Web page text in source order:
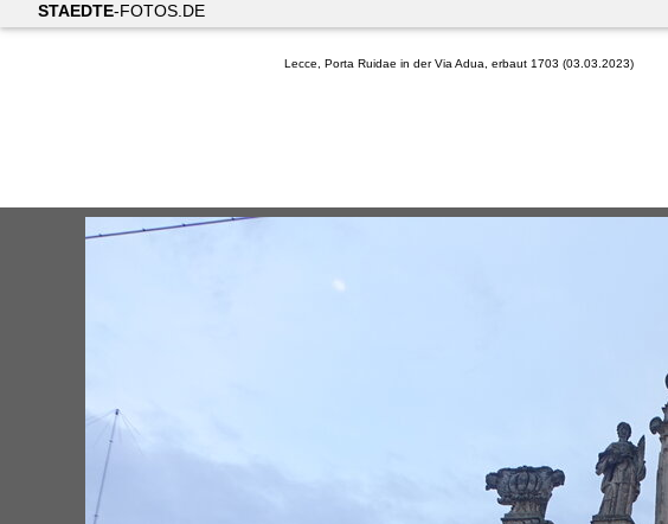
STAEDTE-FOTOS.DE
Lecce, Porta Ruidae in der Via Adua, erbaut 1703 (03.03.2023)